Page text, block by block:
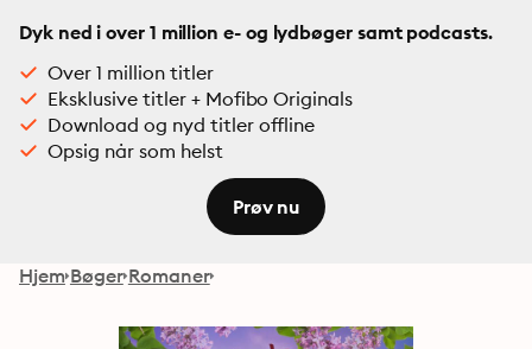
Dyk ned i over 1 million e- og lydbøger samt podcasts.
Over 1 million titler
Eksklusive titler + Mofibo Originals
Download og nyd titler offline
Opsig når som helst
Prøv nu
Hjem Bøger Romaner